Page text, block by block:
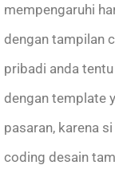
mempengaruhi
dengan tampilan
pribadi anda
dengan template
pasaran, karena
coding desain